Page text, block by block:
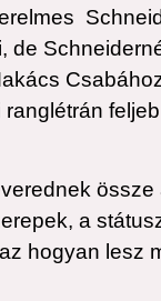
de
össze
a
hogyan lesz